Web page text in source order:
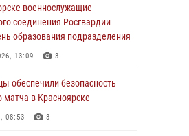
взрывотехники
Росгвардии уничтожили
снаряд
04:52 1
сотрудники
охраны Росгвардии
в серии краж из
военнослужащие
соединения Росгвардии
образования подразделения
13:09 3
обеспечили безопасность
матча в Красноярске
08:53 3